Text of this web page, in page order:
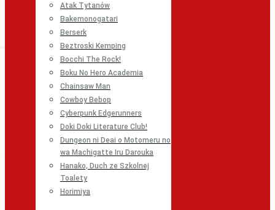
Atak Tytanów
Bakemonogatari
Berserk
Beztroski Kemping
Bocchi The Rock!
Boku No Hero Academia
Chainsaw Man
Cowboy Bebop
Cyberpunk Edgerunners
Doki Doki Literature Club!
Dungeon ni Deai o Motomeru no
wa Machigatte Iru Darouka
Hanako, Duch ze Szkolnej
Toalety
Horimiya